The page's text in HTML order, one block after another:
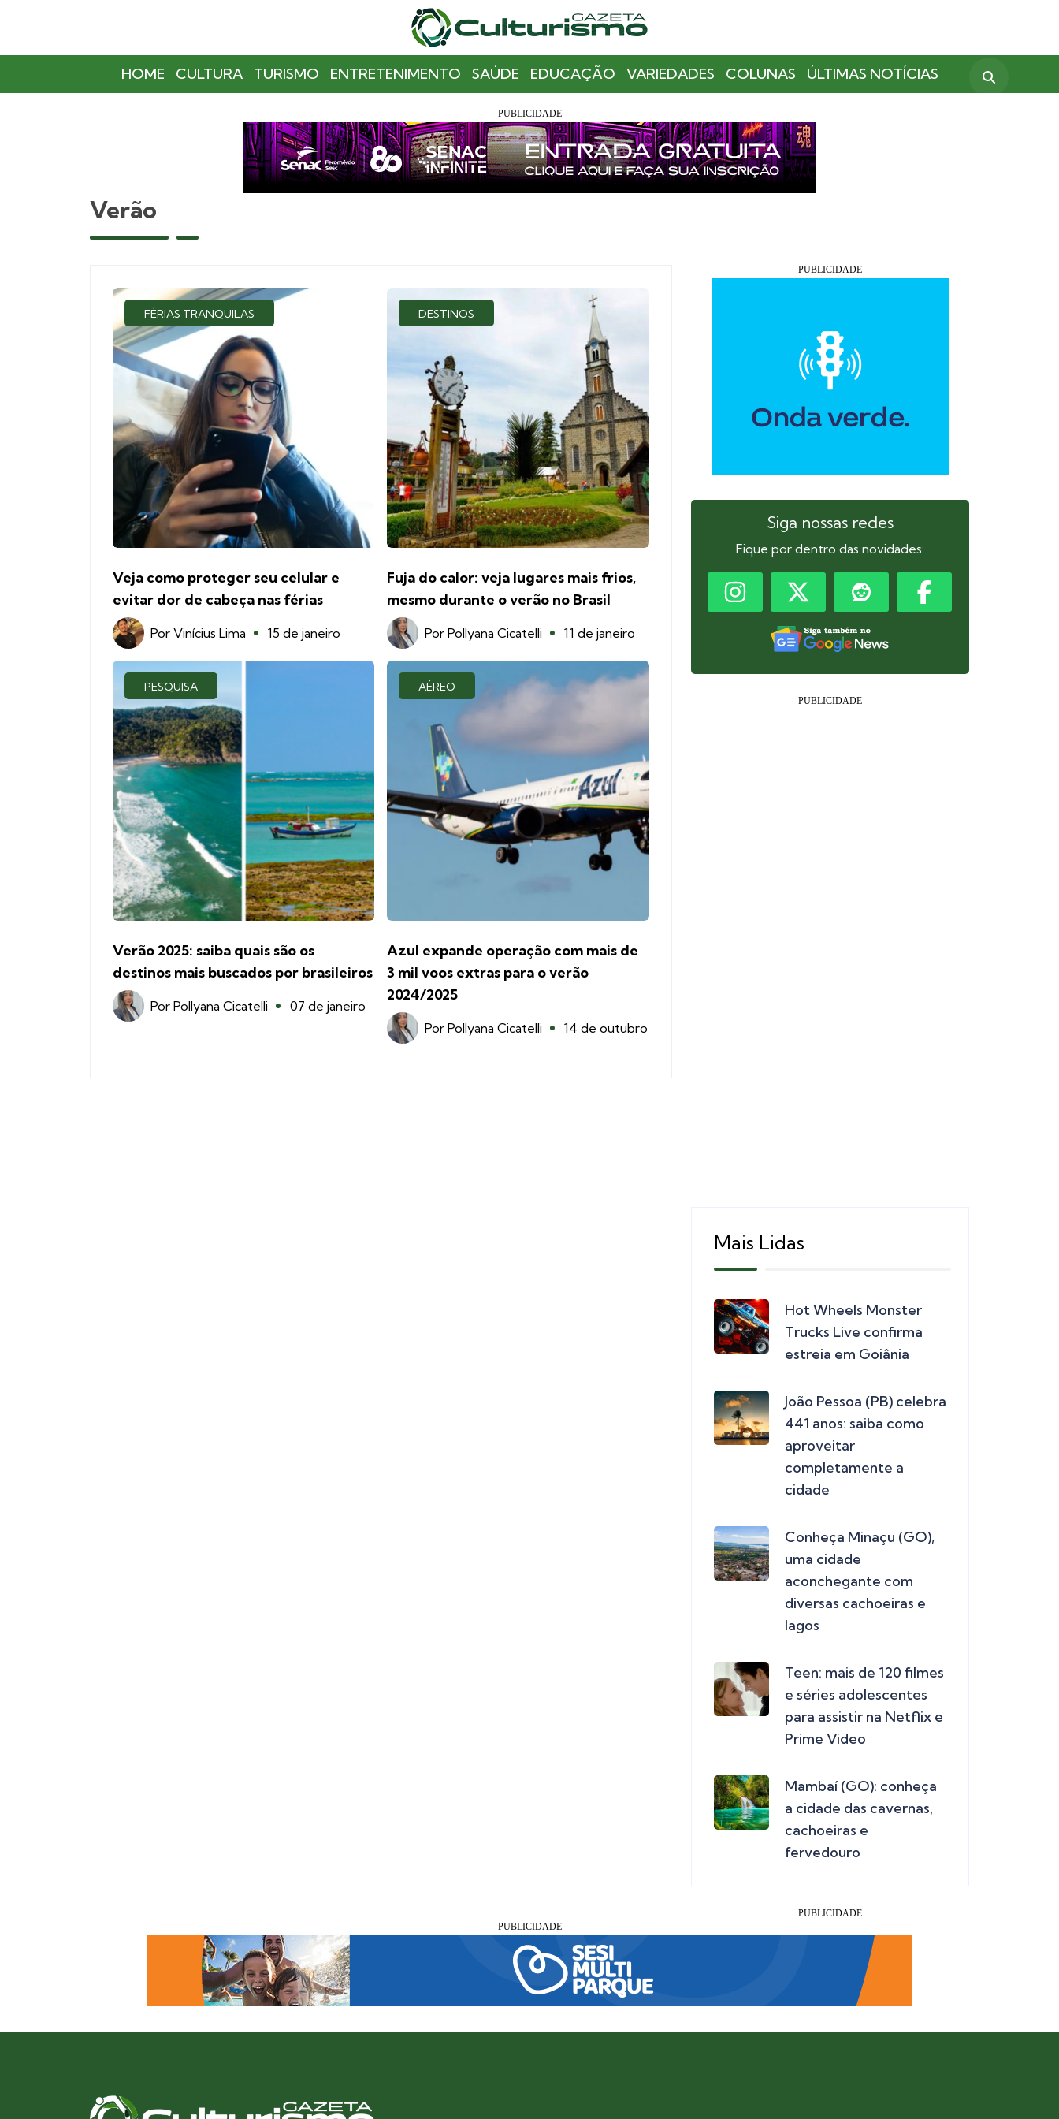
HOME CULTURA TURISMO ENTRETENIMENTO SAÚDE EDUCAÇÃO VARIEDADES COLUNAS ÚLTIMAS NOTÍCIAS
Verão
FÉRIAS TRANQUILAS
Veja como proteger seu celular e
evitar dor de cabeça nas férias
Por Vinícius Lima 15 de janeiro
DESTINOS
Fuja do calor: veja lugares mais frios,
mesmo durante o verão no Brasil
PorPollyana Cicatelli 11 de janeiro
PESQUISA
Verão 2025: saiba quais são os
destinos mais buscados por brasileiros
Por Pollyana Cicatelli 07 de janeiro
AÉREO
Azul expande operação com mais de
3 mil voos extras para o verão
2024/2025
PorPollyana Cicatelli 14 de outubro
Siga nossas redes
Fique por dentro das novidades:
Mais Lidas
Hot Wheels Monster
Trucks Live confirma
estreia em Goiânia
João Pessoa (PB) celebra
441 anos: saiba como
aproveitar
completamente a
cidade
Conheça Minaçu (GO),
uma cidade
aconchegante com
diversas cachoeiras e
lagos
Teen: mais de 120 filmes
e séries adolescentes
para assistir na Netflix e
Prime Video
Mambaí (GO): conheça
a cidade das cavernas,
cachoeiras e
fervedouro